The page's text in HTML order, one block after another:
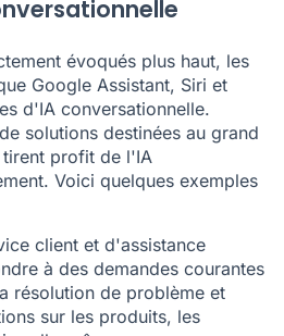
évoqués plus haut, les
Google Assistant, Siri et
d'IA conversationnelle.
solutions destinées au grand
profit de l'IA
Voici quelques exemples
client et d'assistance
à des demandes courantes
résolution de problème et
sur les produits, les